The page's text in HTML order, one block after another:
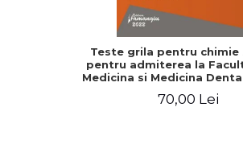
Teste grila pentru chimie
pentru admiterea la
Medicina si Medicina
Violeta Hancu, Elena Rusu,
70,00 Lei